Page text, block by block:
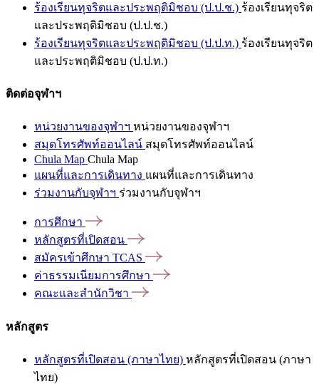
ร้องเรียนทุจริตและประพฤติมิชอบ (ป.ป.ช.) ร้องเรียนทุจริต
และประพฤติมิชอบ (ป.ป.ช.)
ร้องเรียนทุจริตและประพฤติมิชอบ (ป.ป.ท.) ร้องเรียนทุจริต
และประพฤติมิชอบ (ป.ป.ท.)
ติดต่อจุฬาฯ
หน่วยงานของจุฬาฯ หน่วยงานของจุฬาฯ
สมุดโทรศัพท์ออนไลน์ สมุดโทรศัพท์ออนไลน์
Chula Map Chula Map
แผนที่และการเดินทาง แผนที่และการเดินทาง
ร่วมงานกับจุฬาฯ ร่วมงานกับจุฬาฯ
การศึกษา
หลักสูตรที่เปิดสอน
สมัครเข้าศึกษา TCAS
ค่าธรรมเนียมการศึกษา
คณะและสำนักวิชา
หลักสูตร
หลักสูตรที่เปิดสอน (ภาษาไทย) หลักสูตรที่เปิดสอน (ภาษา
ไทย)